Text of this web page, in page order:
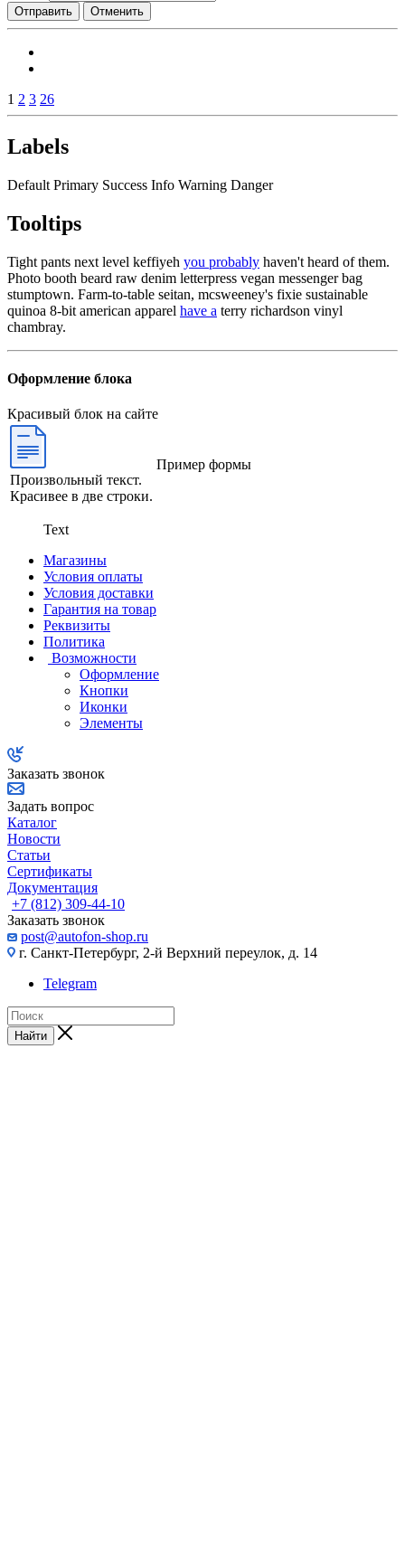
Отправить Отменить
1 2 3 26
Labels
Default Primary Success Info Warning Danger
Tooltips
Tight pants next level keffiyeh you probably haven't heard of them.
Photo booth beard raw denim letterpress vegan messenger bag
stumptown. Farm-to-table seitan, mcsweeney's fixie sustainable
quinoa 8-bit american apparel have a terry richardson vinyl
chambray.
Оформление блока
Красивый блок на сайте
Произвольный текст.
Красивее в две строки.
Пример формы
Text
Магазины
Условия оплаты
Условия доставки
Гарантия на товар
Реквизиты
Политика
Возможности
Оформление
Кнопки
Иконки
Элементы
Заказать звонок
Задать вопрос
Каталог
Новости
Статьи
Сертификаты
Документация
+7 (812) 309-44-10
Заказать звонок
post@autofon-shop.ru
г. Санкт-Петербург, 2-й Верхний переулок, д. 14
Telegram
Найти